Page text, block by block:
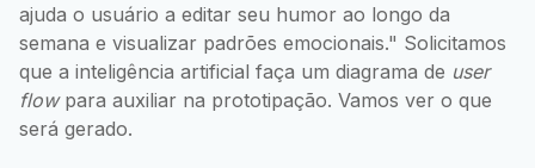
ajuda o usuário a editar seu humor ao longo da
semana e visualizar padrões emocionais." Solicitamos
que a inteligência artificial faça um diagrama de user
flowpara auxiliar na prototipação. Vamos ver o que
será gerado.